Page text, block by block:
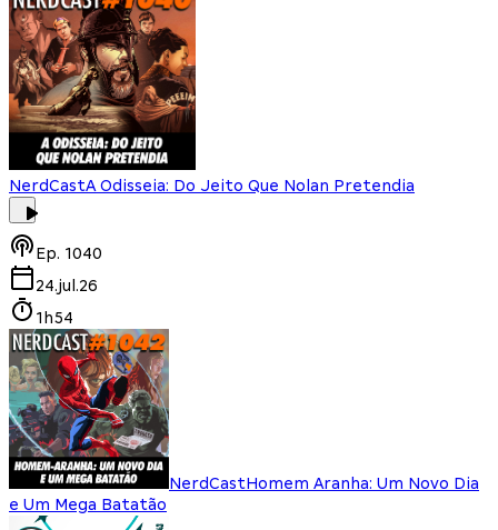
NerdCastA Odisseia: Do Jeito Que Nolan Pretendia
Ep. 1040
24.jul.26
1h54
NerdCastHomem Aranha: Um Novo Dia
e Um Mega Batatão